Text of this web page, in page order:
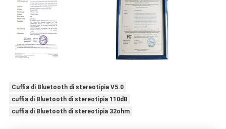
Cuffia di Bluetooth di stereotipia V5.0
cuffia di Bluetooth di stereotipia 110dB
cuffia di Bluetooth di stereotipia 32ohm